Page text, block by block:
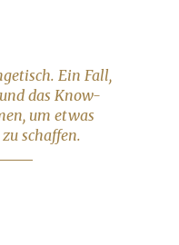
Ein Fall,
das Know-
um etwas
schaffen.